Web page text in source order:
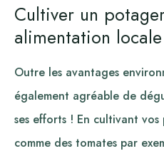
Cultiver un
alimentation
Outre les avantages
également agréable de
ses efforts ! En cultivant vos
comme des tomates par